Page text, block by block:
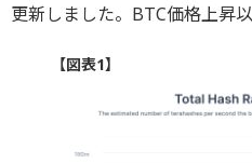
更新しました。BTC価格上昇
【図表1】